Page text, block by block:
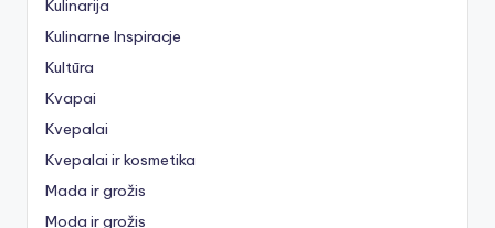
Kulinarija
Kulinarne Inspiracje
Kultūra
Kvapai
Kvepalai
Kvepalai ir kosmetika
Mada ir grožis
Moda ir grožis